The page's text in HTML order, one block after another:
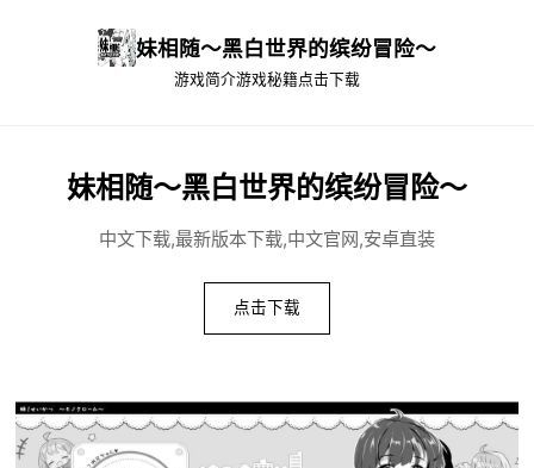
妹相随～黑白世界的缤纷冒险～
游戏简介游戏秘籍点击下载
妹相随～黑白世界的缤纷冒险～
中文下载,最新版本下载,中文官网,安卓直装
点击下载